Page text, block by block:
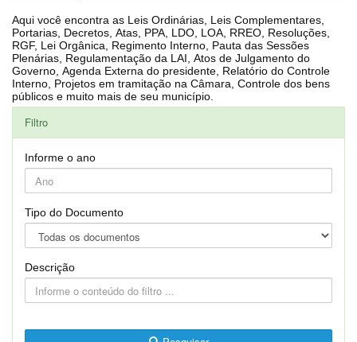
Aqui você encontra as Leis Ordinárias, Leis Complementares,
Portarias, Decretos, Atas, PPA, LDO, LOA, RREO, Resoluções,
RGF, Lei Orgânica, Regimento Interno, Pauta das Sessões
Plenárias, Regulamentação da LAI, Atos de Julgamento do
Governo, Agenda Externa do presidente, Relatório do Controle
Interno, Projetos em tramitação na Câmara, Controle dos bens
públicos e muito mais de seu município.
Filtro
Informe o ano
Tipo do Documento
Descrição